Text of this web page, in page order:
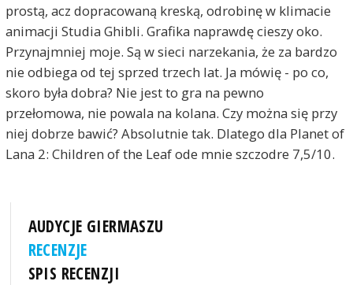
prostą, acz dopracowaną kreską, odrobinę w klimacie
animacji Studia Ghibli. Grafika naprawdę cieszy oko.
Przynajmniej moje. Są w sieci narzekania, że za bardzo
nie odbiega od tej sprzed trzech lat. Ja mówię - po co,
skoro była dobra? Nie jest to gra na pewno
przełomowa, nie powala na kolana. Czy można się przy
niej dobrze bawić? Absolutnie tak. Dlatego dla Planet of
Lana 2: Children of the Leaf ode mnie szczodre 7,5/10.
AUDYCJE GIERMASZU
RECENZJE
SPIS RECENZJI